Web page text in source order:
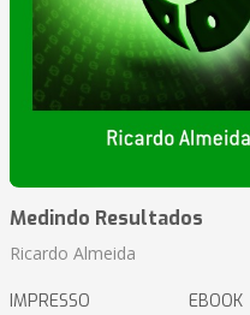
Medindo Resultados
Ricardo Almeida
IMPRESSO EBOOK